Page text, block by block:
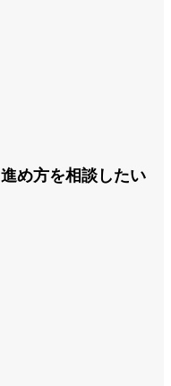
進め方を相談したい